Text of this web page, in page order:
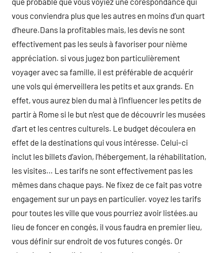
vous conviendra plus que les autres en moins d’un quart
d’heure.Dans la profitables mais, les devis ne sont
effectivement pas les seuls à favoriser pour nième
appréciation. si vous jugez bon particulièrement
voyager avec sa famille, il est préférable de acquérir
une vols qui émerveillera les petits et aux grands. En
effet, vous aurez bien du mal à l’influencer les petits de
partir à Rome si le but n’est que de découvrir les musées
d’art et les centres culturels. Le budget découlera en
effet de la destinations qui vous intéresse. Celui-ci
inclut les billets d’avion, l’hébergement, la réhabilitation,
les visites… Les tarifs ne sont effectivement pas les
mêmes dans chaque pays. Ne fixez de ce fait pas votre
engagement sur un pays en particulier. voyez les tarifs
pour toutes les ville que vous pourriez avoir listées.au
lieu de foncer en congés, il vous faudra en premier lieu,
vous définir sur endroit de vos futures congés. Or